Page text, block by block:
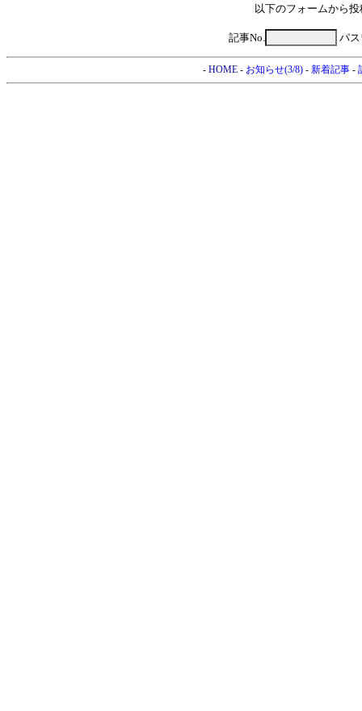
以下のフォームから
記事No. パ
- HOME- お知らせ(3/8)- 新着記事-